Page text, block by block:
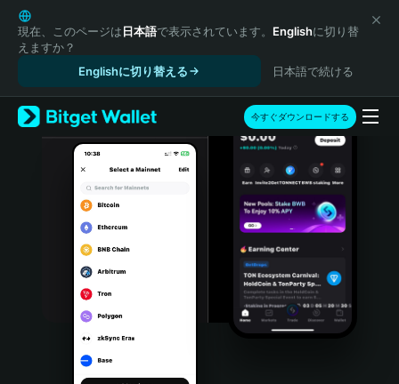
English
日本語
Tiếng Việt
Español (Latinoamérica)
Türkçe
Italiano
Português (Portugal)
Bahasa Indonesia
Português (Brasil)
現在、このページは日本語で表示されています。 Englishに切り替
えますか？
Englishに切り替える
日本語で続ける
今すぐダウンロードする